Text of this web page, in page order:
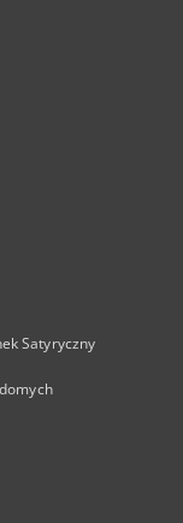
Satyryczny